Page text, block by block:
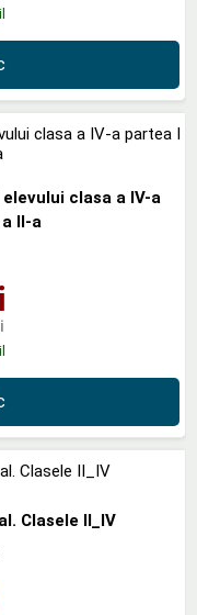
clasa a IV-a
II-a
Clasele II_IV